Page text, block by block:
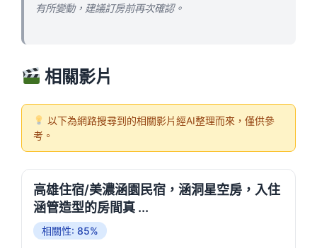
有所變動，建議訂房前再次確認。
相關影片
以下為網路搜尋到的相關影片經AI整理而來，僅供參
考。
高雄住宿/美濃涵園民宿，涵洞星空房，入住
涵管造型的房間真 ...
相關性: 85%